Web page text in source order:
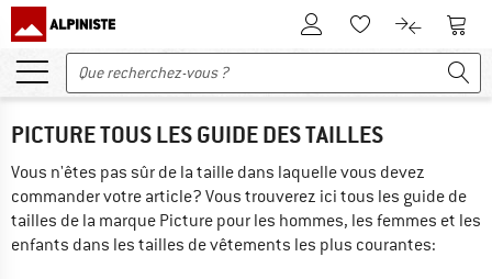
Vers le compte client
Vers la liste
Vers le
PICTURE TOUS LES GUIDE DES TAILLES
Vous n'êtes pas sûr de la taille dans laquelle vous devez
commander votre article? Vous trouverez ici tous les guide de
tailles de la marque Picture pour les hommes, les femmes et les
enfants dans les tailles de vêtements les plus courantes: